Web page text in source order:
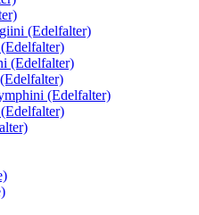
(Edelfalter)
(Edelfalter)
(Edelfalter)